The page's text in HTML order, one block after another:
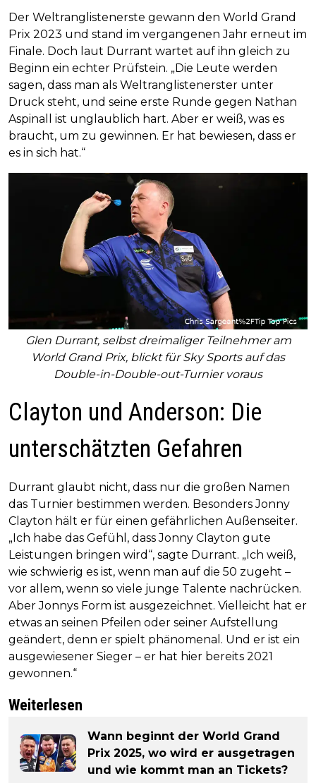
Der Weltranglistenerste gewann den World Grand
Prix 2023 und stand im vergangenen Jahr erneut im
Finale. Doch laut Durrant wartet auf ihn gleich zu
Beginn ein echter Prüfstein. „Die Leute werden
sagen, dass man als Weltranglistenerster unter
Druck steht, und seine erste Runde gegen Nathan
Aspinall ist unglaublich hart. Aber er weiß, was es
braucht, um zu gewinnen. Er hat bewiesen, dass er
es in sich hat.“
Glen Durrant, selbst dreimaliger Teilnehmer am
World Grand Prix, blickt für Sky Sports auf das
Double-in-Double-out-Turnier voraus
Clayton und Anderson: Die
unterschätzten Gefahren
Durrant glaubt nicht, dass nur die großen Namen
das Turnier bestimmen werden. Besonders Jonny
Clayton hält er für einen gefährlichen Außenseiter.
„Ich habe das Gefühl, dass Jonny Clayton gute
Leistungen bringen wird“, sagte Durrant. „Ich weiß,
wie schwierig es ist, wenn man auf die 50 zugeht –
vor allem, wenn so viele junge Talente nachrücken.
Aber Jonnys Form ist ausgezeichnet. Vielleicht hat er
etwas an seinen Pfeilen oder seiner Aufstellung
geändert, denn er spielt phänomenal. Und er ist ein
ausgewiesener Sieger – er hat hier bereits 2021
gewonnen.“
Weiterlesen
Wann beginnt der World Grand
Prix 2025, wo wird er ausgetragen
und wie kommt man an Tickets?